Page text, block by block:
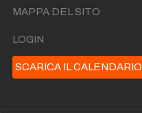
MAPPA DEL SITO
LOGIN
SCARICA IL CALENDARIO